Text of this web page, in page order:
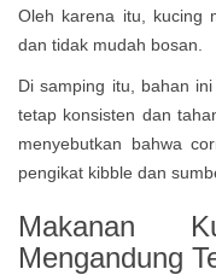
Oleh karena itu, kucing
dan tidak mudah bosan.
Di samping itu, bahan
tetap konsisten dan
menyebutkan bahwa
pengikat kibble dan
Makanan
Mengandung